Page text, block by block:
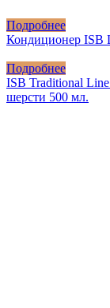
Подробнее
Кондиционер ISB
Подробнее
ISB Traditional
шерсти 500 мл.